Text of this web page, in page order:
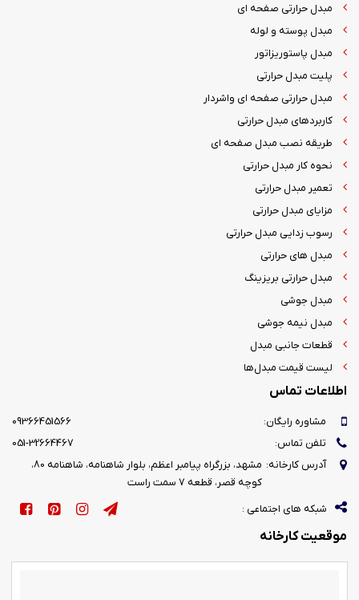
مبدل حرارتی صفحه ای
مبدل پوسته و لوله
مبدل پاستوریزاتور
پلیت مبدل حرارتی
مبدل حرارتی صفحه ای واشردار
کاربردهای مبدل حرارتی
طریقه نصب مبدل صفحه ای
نحوه کار مبدل حرارتی
تعمیر مبدل حرارتی
مزایای مبدل حرارتی
رسوب زدایی مبدل حرارتی
مبدل های حرارتی
مبدل حرارتی بریزینگ
مبدل جوشی
مبدل نیمه جوشی
قطعات جانبی مبدل
لیست قیمت مبدل‌ها
اطلاعات تماس
مشاوره رایگان:
09366451566
تلفن تماس:
051-32664467
آدرس کارخانه:
مشهد، بزرگراه پیامبر اعظم، بلوار شاهنامه، شاهنامه 80،
کوچه قصر، قطعه 7 سمت راست
شبکه های اجتماعی :
موقعیت کارخانه